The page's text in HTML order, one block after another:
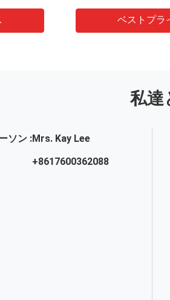
ベストプラ
私達
ソン :Mrs. Kay Lee
+8617600362088